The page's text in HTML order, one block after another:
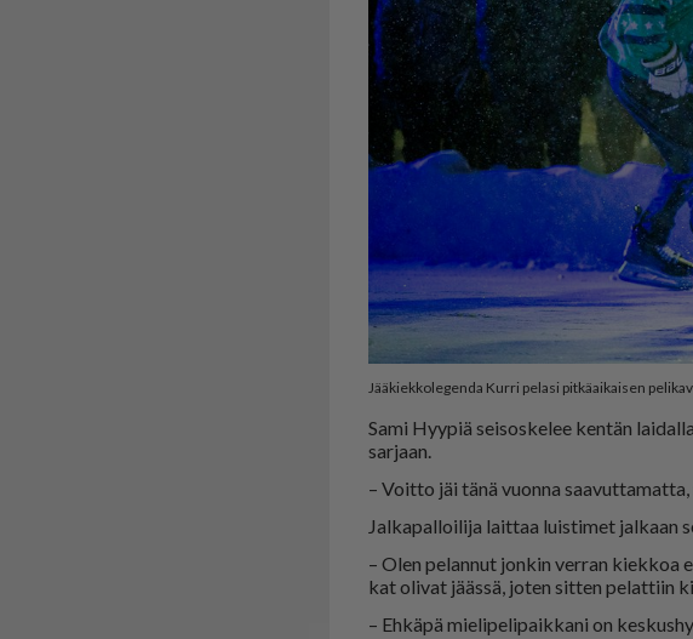
Jääkiekkolegenda Kurri pelasi pitkäaikaisen
Sami Hyy­piä sei­sos­ke­lee ken­tän
sar­jaan.
– Voit­to jäi tänä vuon­na
Jal­ka­pal­loi­li­ja lait­taa luis­ti­met jal­kaan
– Olen pe­lan­nut jon­kin ver­ran kiek­koa
kat oli­vat jääs­sä, jo­ten sit­ten pe­lat­tiin
– Eh­kä­pä mie­li­pe­li­paik­ka­ni on